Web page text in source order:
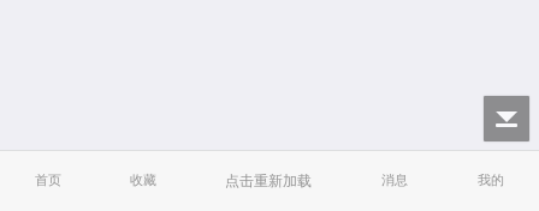
首页 收藏 点击重新加载 消息 我的